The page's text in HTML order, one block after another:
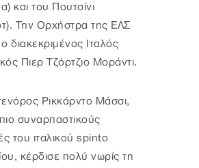
και του Πουτσίνι
Την Ορχήστρα της ΕΛΣ
διακεκριμένος Ιταλός
Πιερ Τζόρτζιο Μοράντι.
Ρικκάρντο Μάσσι,
συναρπαστικούς
του ιταλικού spinto
κέρδισε πολύ νωρίς τη